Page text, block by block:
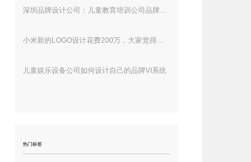
深圳品牌设计公司：儿童教育培训公司品牌设计理念解析
小米新的LOGO设计花费200万，大家觉得值么？
儿童娱乐设备公司如何设计自己的品牌VI系统
热门标签